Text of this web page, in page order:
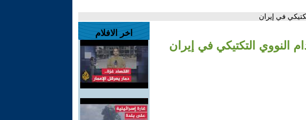
في إيران
النووي التكتيكي في إيران
اخر الافلام